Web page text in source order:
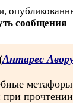
сообщения
Антарес